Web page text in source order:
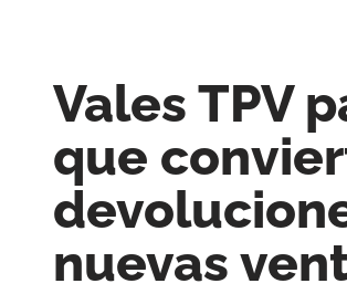
Vales TPV
que
nuevas